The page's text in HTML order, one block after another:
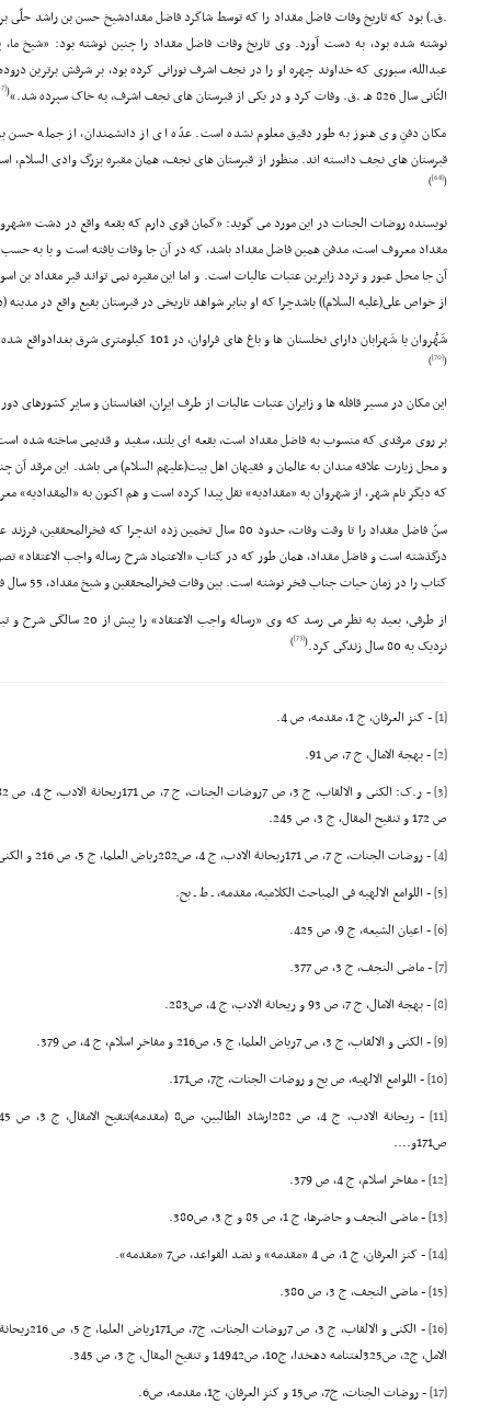
.ق.) بود که تاریخ وفات فاضل مقداد را که توسط شاگرد فاضل مقدادشیخ حسن بن راشد حلّى
نوشته شده بود، به دست آورد. وى تاریخ وفات فاضل مقداد را چنین نوشته بود: «شیخ ما،
الثّانى سال 826 هـ .ق. وفات کرد و در یکى از قبرستان هاى نجف اشرف، به خاک سپرده شد.» (
[67]
مکان دفنِ وى هنوز به طور دقیق معلوم نشده است. عدّه اى از دانشمندان، از جمله
قبرستان هاى نجف دانسته اند. منظور از قبرستان هاى نجف، همان مقبره بزرگ وادى السلام،
(
[68]
)
نویسنده روضات الجنات در این مورد مى گوید: «گمان قوى دارم که بقعه واقع در دشت
مقداد معروف است، مدفن همین فاضل مقداد باشد، که در آن جا وفات یافته است و یا
آن جا محل عبور و تردد زایرین عتبات عالیات است. و اما این مقبره نمى تواند قبر مقداد بن
از خواص على(علیه السلام)) باشدچرا که او بنابر شواهد تاریخى در قبرستان بقیع واقع در مدینه (در سال 33 هـ .ق.)
شَهُروان یا شَهرابان داراى نخلستان ها و باغ هاى فراوان، در 101 کیلومترى شرق بغدادواقع شده بود و دانشمندان زیادى منسوب به آن هستند.
(
[70]
)
این مکان در مسیر قافله ها و زایران عتبات عالیات از طرف ایران، افغانستان و سایر کشورهاى
بر روى مرقدى که منسوب به فاضل مقداد است، بقعه اى بلند، سفید و قدیمى ساخته شده
و محل زیارت علاقه مندان به عالمان و فقیهان اهل بیت(علیهم السلام) مى باشد. این مرقد آن
که دیگر نام شهر، از شهروان به «مقدادیه» نقل پیدا کرده است و هم اکنون به «المقدادیه»
درگذشته است و فاضل مقداد، همان طور که در کتاب «الاعتماد شرح رساله واجب الاعتقاد»
کتاب را در زمان حیات جناب فخر نوشته است. بین وفات فخرالمحققین و شیخ مقداد، 55 سال فاصله است.
از طرفى، بعید به نظر مى رسد که
نزدیک به 80 سال زندگى کرد.
(
[73]
)
[1] - کنز العرفان، ج 1، مقدمه، ص 4.
[2] - بهجة الامال، ج 7، ص 91.
[3]
ص 172 و تنقیح المقال، ج 3، ص 245.
[4] - روضات الجنات، ج 7، ص 171ریحانة الادب، ج 4، ص282ریاض العلما، ج 5، ص 216 و الکنى و الالقاب، ج 3، ص 7.
[5] - اللوامع الالهیه فى المباحث الکلامیه، مقدمه، ـ ط ـ بح.
[6] - اعیان الشیعه، ج 9، ص 425.
[7] - ماضى النجف، ج 3، ص 377.
[8] - بهجة الامال، ج 7، ص 93 و ریحانة الادب، ج 4، ص283.
[9] - الکنى و الالقاب، ج 3، ص 7ریاض العلما، ج 5، ص216 و مفاخر اسلام، ج 4، ص 379.
[10]
- اللوامع الالهیه، ص بح و روضات الجنات، ج7، ص171.
[11]
ص171و....
[12]
- مفاخر اسلام، ج 4، ص 379.
[13]
- ماضى النجف و حاضرها، ج 1، ص 85 و ج 3، ص380.
[14]
- کنز العرفان، ج 1، ص 4 «مقدمه» و نضد القواعد، ص7 «مقدمه».
[15]
- ماضى النجف، ج 3، ص 380.
[16]
الامل، ج2، ص325لغتنامه دهخدا، ج10، ص14942 و تنقیح المقال، ج 3، ص 345.
[17]
- روضات الجنات، ج7، ص15 و کنز العرفان، ج1، مقدمه، ص6.